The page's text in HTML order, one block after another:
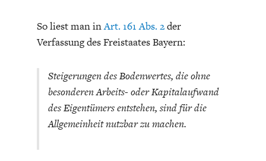
So liest man inArt. 161 Abs. 2der
Verfassung des Freistaates Bayern:
Steigerungen des Bodenwertes, die ohne
besonderen Arbeits- oder Kapitalaufwand
des Eigentümers entstehen, sind für die
Allgemeinheit nutzbar zu machen.